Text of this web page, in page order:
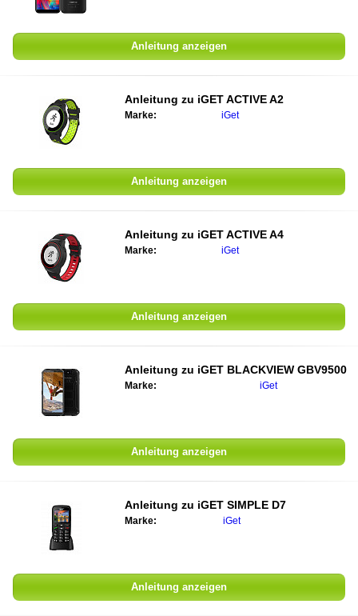
Anleitung anzeigen
Anleitung zu iGET ACTIVE A2
Marke: iGet
Anleitung anzeigen
Anleitung zu iGET ACTIVE A4
Marke: iGet
Anleitung anzeigen
Anleitung zu iGET BLACKVIEW GBV9500
Marke: iGet
Anleitung anzeigen
Anleitung zu iGET SIMPLE D7
Marke: iGet
Anleitung anzeigen